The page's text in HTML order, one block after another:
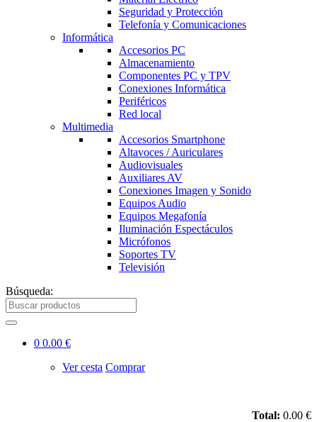
Seguridad y Protección
Telefonía y Comunicaciones
Informática
Accesorios PC
Almacenamiento
Componentes PC y TPV
Conexiones Informática
Periféricos
Red local
Multimedia
Accesorios Smartphone
Altavoces / Auriculares
Audiovisuales
Auxiliares AV
Conexiones Imagen y Sonido
Equipos Audio
Equipos Megafonía
Iluminación Espectáculos
Micrófonos
Soportes TV
Televisión
Búsqueda:
0 0.00 €
Ver cesta Comprar
Total: 0.00 €